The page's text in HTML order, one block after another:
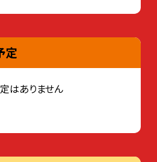
定
はありません